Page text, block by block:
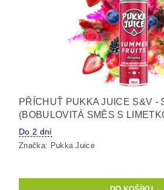
PŘÍCHUŤ PUKKA JUICE S&V -
(BOBULOVITÁ SMĚS S
Do 2 dní
Značka: Pukka Juice